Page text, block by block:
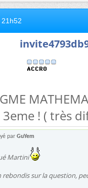
21h52
3eme ! ( très
par GuYem
Martini
rebondis sur la question,